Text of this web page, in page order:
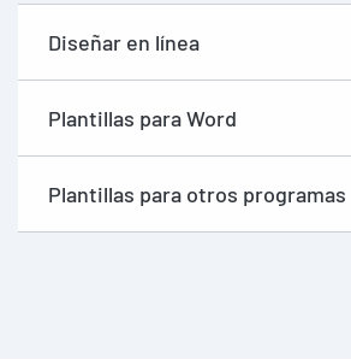
Diseñar en línea
Plantillas para Word
Plantillas para otros programas